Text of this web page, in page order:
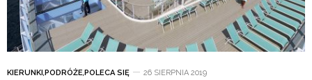
KIERUNKI ,PODRÓŻE,POLECA SIĘ 26 SIERPNIA 2019